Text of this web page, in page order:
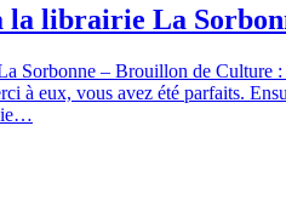
la librairie La
Sorbonne – Brouillon de
eux, vous avez été parfaits.